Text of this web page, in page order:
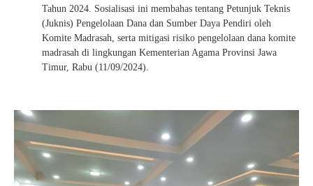
Tahun 2024. Sosialisasi ini membahas tentang Petunjuk Teknis
(Juknis) Pengelolaan Dana dan Sumber Daya Pendiri oleh
Komite Madrasah, serta mitigasi risiko pengelolaan dana komite
madrasah di lingkungan Kementerian Agama Provinsi Jawa
Timur, Rabu (11/09/2024).